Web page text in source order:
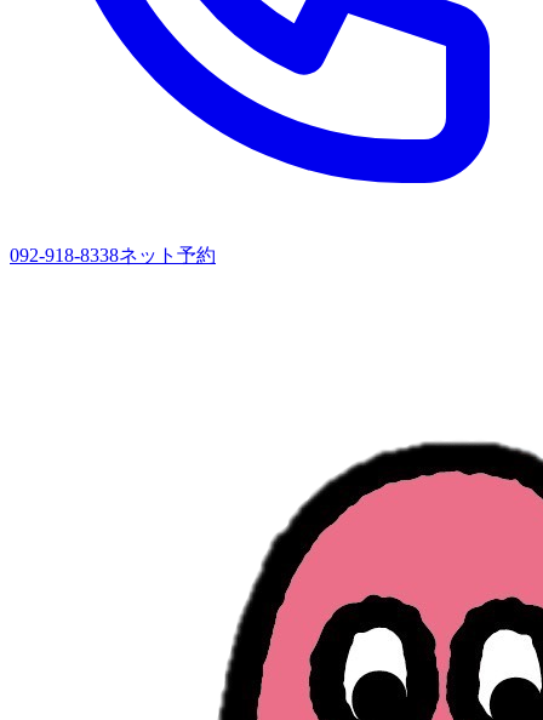
092-918-8338ネット予約